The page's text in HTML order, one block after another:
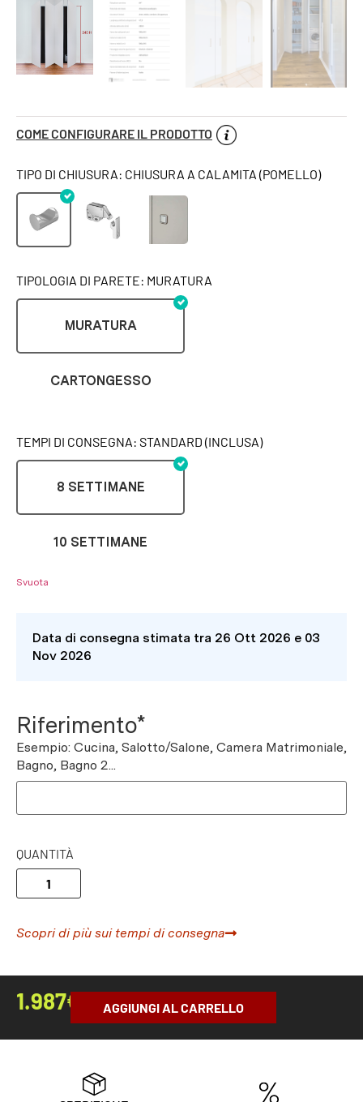
COME CONFIGURARE IL PRODOTTO
TIPO DI CHIUSURA: CHIUSURA A CALAMITA (POMELLO)
TIPOLOGIA DI PARETE: MURATURA
MURATURA
CARTONGESSO
TEMPI DI CONSEGNA: STANDARD (INCLUSA)
8 SETTIMANE
10 SETTIMANE
Svuota
Data di consegna stimata tra 26 Ott 2026 e 03
Nov 2026
Riferimento*
Esempio: Cucina, Salotto/Salone, Camera Matrimoniale,
Bagno, Bagno 2...
QUANTITÀ
Scopri di più sui tempi di consegna
1.987€ AGGIUNGI AL CARRELLO